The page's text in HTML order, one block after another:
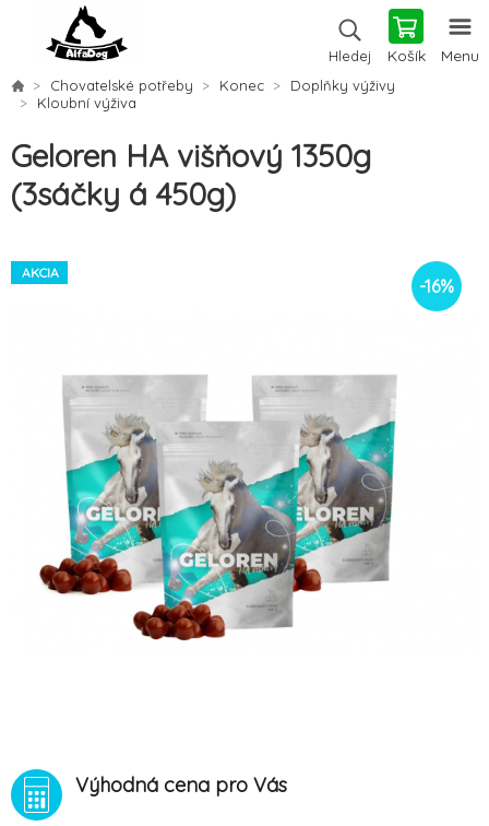
Hledej Košík Menu
Chovatelské potřeby Konec
Doplňky výživy
Kloubní výživa
Geloren HA višňový 1350g
(3sáčky á 450g)
AKCIA
-16%
Výhodná cena pro Vás